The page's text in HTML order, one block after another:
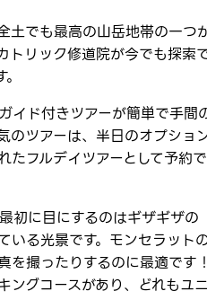
土でも最高の山岳地帯の一つ
トリック修道院が今でも探索
イド付きツアーが簡単で手間
のツアーは、半日のオプショ
たフルデイツアーとして予約で
初に目にするのはギザギザの
いる光景です。モンセラット
を撮ったりするのに最適です
ングコースがあり、どれもユ